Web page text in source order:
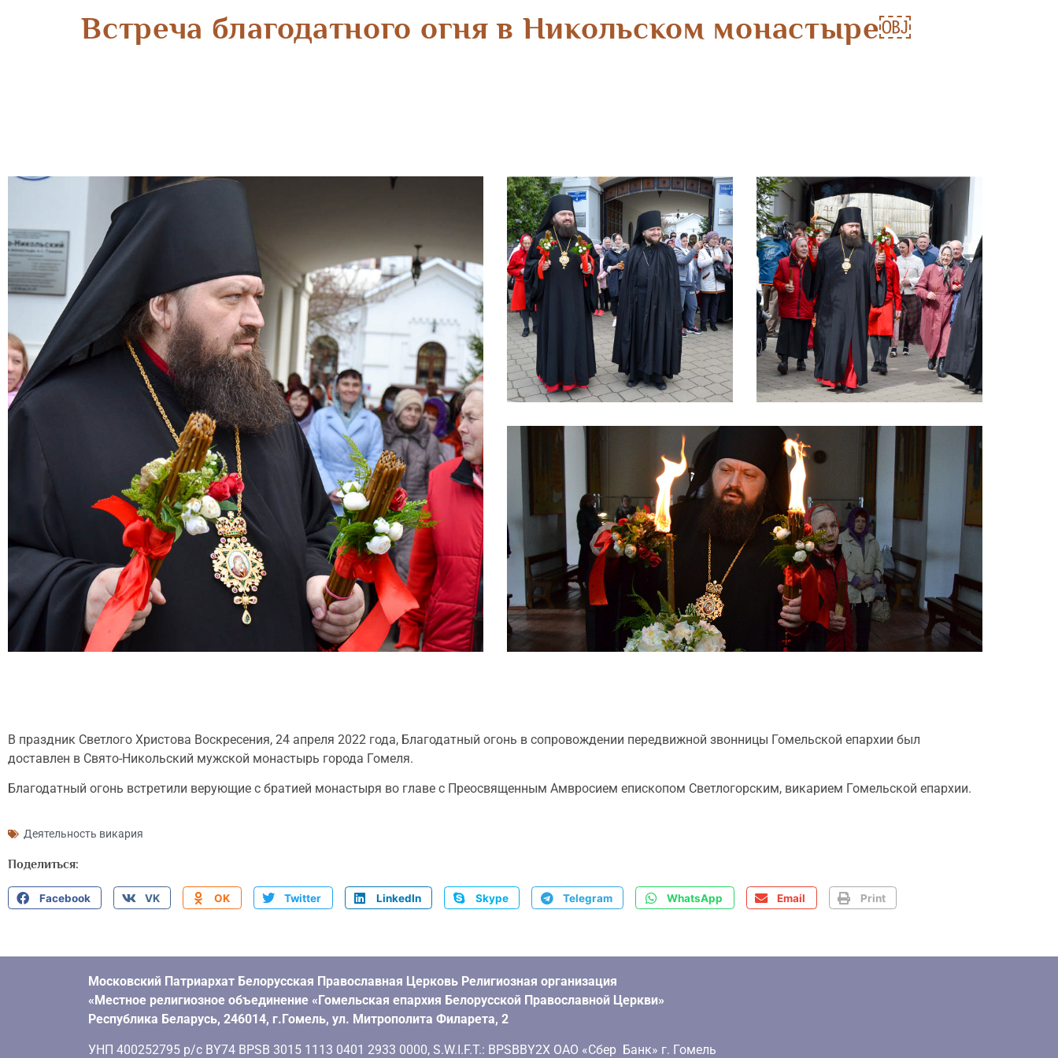
Встреча благодатного огня в Никольском монастыре￼
В праздник Светлого Христова Воскресения, 24 апреля 2022 года, Благодатный огонь в сопровождении передвижной звонницы Гомельской епархии был
доставлен в Свято-Никольский мужской монастырь города Гомеля.
Благодатный огонь встретили верующие с братией монастыря во главе с Преосвященным Амвросием епископом Светлогорским, викарием Гомельской епархии.
Деятельность викария
Поделиться:
Facebook VK OK Twitter LinkedIn Skype Telegram WhatsApp Email Print
Московский Патриархат Белорусская Православная Церковь Религиозная организация
«Местное религиозное объединение «Гомельская епархия Белорусской Православной Церкви»
Республика Беларусь, 246014, г.Гомель, ул. Митрополита Филарета, 2
УНП 400252795 р/с BY74 BPSB 3015 1113 0401 2933 0000, S.W.I.F.T.: BPSBBY2X ОАО «Сбер Банк» г. Гомель